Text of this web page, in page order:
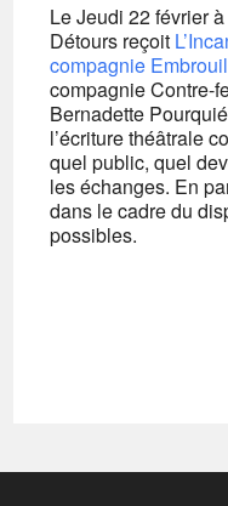
Le Jeudi 22 février
Détours reçoit
compagnie
compagnie Contre-
Bernadette
l’écriture théâtrale
quel public, quel
les échanges. En
dans le cadre du
possibles.